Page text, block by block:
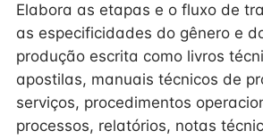
Elabora as etapas e o fluxo de
as especificidades do gênero e
produção escrita como livros
apostilas, manuais técnicos de
serviços, procedimentos
processos, relatórios, notas